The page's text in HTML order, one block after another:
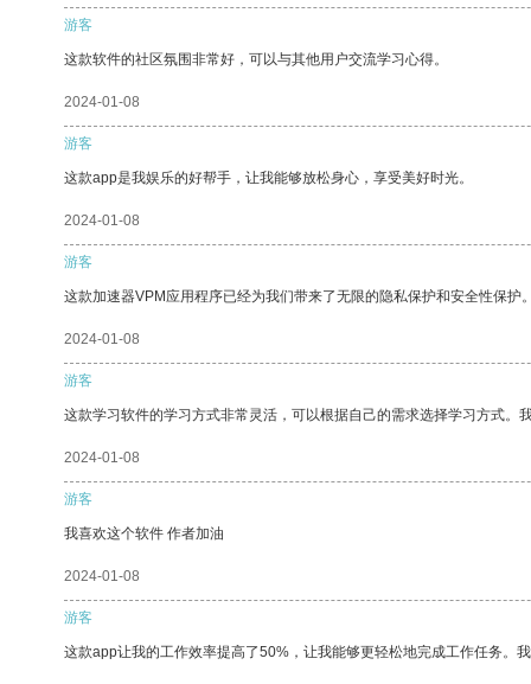
游客
这款软件的社区氛围非常好，可以与其他用户交流学习心得。
2024-01-08
游客
这款app是我娱乐的好帮手，让我能够放松身心，享受美好时光。
2024-01-08
游客
这款加速器VPM应用程序已经为我们带来了无限的隐私保护和安全性保护。
2024-01-08
游客
这款学习软件的学习方式非常灵活，可以根据自己的需求选择学习方式。
2024-01-08
游客
我喜欢这个软件 作者加油
2024-01-08
游客
这款app让我的工作效率提高了50%，让我能够更轻松地完成工作任务。